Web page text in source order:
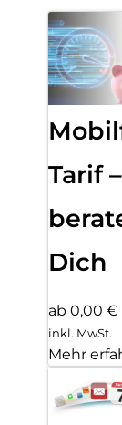
Tarif
Dich
ab 0,00 €
inkl. MwSt.
Mehr